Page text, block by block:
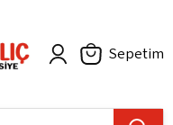
Sepetim